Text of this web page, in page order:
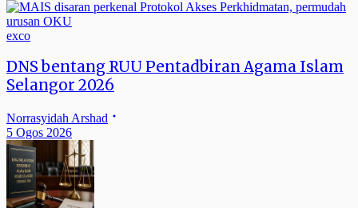
exco
DNS bentang RUU Pentadbiran Agama Islam
Selangor 2026
Norrasyidah Arshad
5 Ogos 2026